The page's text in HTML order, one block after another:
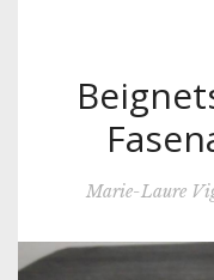
Marie-Laure